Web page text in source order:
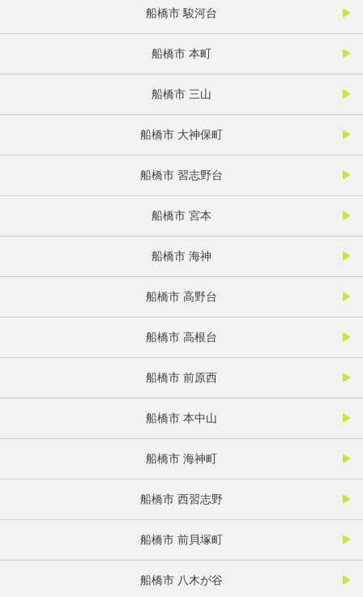
船橋市 駿河台
船橋市 本町
船橋市 三山
船橋市 大神保町
船橋市 習志野台
船橋市 宮本
船橋市 海神
船橋市 高野台
船橋市 高根台
船橋市 前原西
船橋市 本中山
船橋市 海神町
船橋市 西習志野
船橋市 前貝塚町
船橋市 八木が谷